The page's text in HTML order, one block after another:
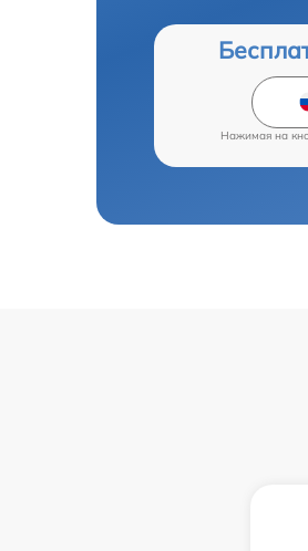
Нажимая на